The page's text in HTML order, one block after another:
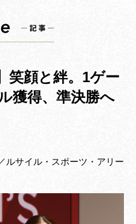
笑顔と絆。1ゲー
獲得、準決勝へ
ルサイル・スポーツ・アリー